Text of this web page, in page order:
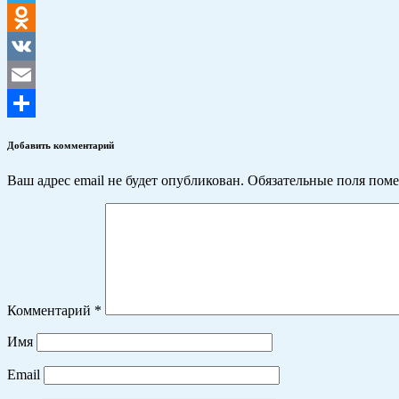
Telegram
Odnoklassniki
VK
Email
Добавить комментарий
Ваш адрес email не будет опубликован. Обязательные поля
Комментарий *
Имя
Email